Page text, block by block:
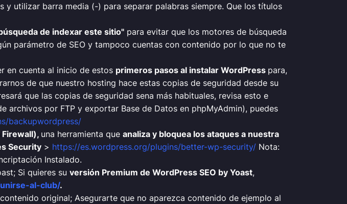
utilizar barra media (-) para separar palabras siempre. Que los títulos
de indexar este sitio" para evitar que los motores de búsqueda
parámetro de SEO y tampoco cuentas con contenido por lo que no te
en cuenta al inicio de estos primeros pasos al instalar WordPress para,
de que nuestro hosting hace estas copias de seguridad desde su
que las copias de seguridad sena más habituales, revisa esto e
archivos por FTP y exportar Base de Datos en phpMyAdmin), puedes
backupwordpress/
Firewall), una herramienta que analiza y bloquea los ataques a nuestra
Security > https://es.wordpress.org/plugins/better-wp-security/ Nota:
Instalado.
Si quieres su versión Premium de WordPress SEO by Yoast,
al-club/.
original; Asegurarte que no aparezca contenido de ejemplo al